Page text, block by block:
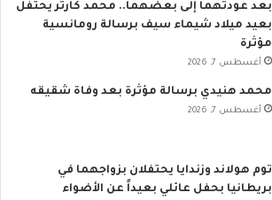
بعد عودتهما إلى بعضهما.. محمد كارتر يحتفل
بعيد ميلاد شيماء سيف برسالة رومانسية
مؤثرة
أغسطس 7, 2026
محمد هنيدي برسالة مؤثرة بعد وفاة شقيقه
أغسطس 7, 2026
توم هولاند وزندايا يحتفلان بزواجهما في
بريطانيا بحفل عائلي بعيداً عن الأضواء